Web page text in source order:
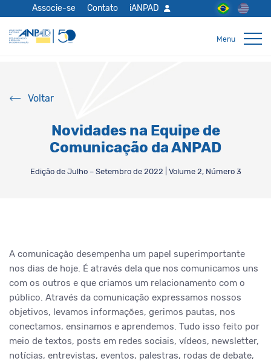
Associe-se Contato iANPAD
Voltar
Novidades na Equipe de
Comunicação da ANPAD
Edição de Julho – Setembro de 2022 | Volume 2, Número 3
A comunicação desempenha um papel superimportante
nos dias de hoje. É através dela que nos comunicamos uns
com os outros e que criamos um relacionamento com o
público. Através da comunicação expressamos nossos
objetivos, levamos informações, gerimos pautas, nos
conectamos, ensinamos e aprendemos. Tudo isso feito por
meio de textos, posts em redes sociais, vídeos, newsletter,
notícias, entrevistas, eventos, palestras, rodas de debate,